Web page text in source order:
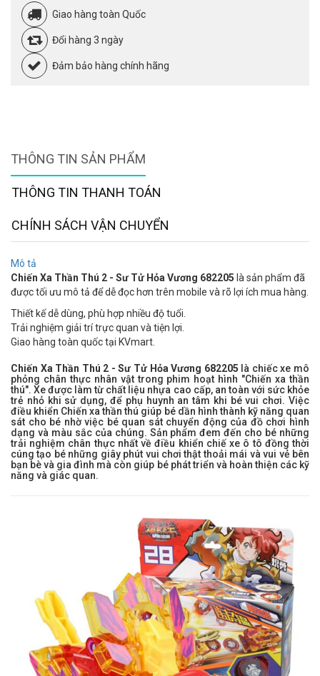
Giao hàng toàn Quốc
Đổi hàng 3 ngày
Đảm bảo hàng chính hãng
THÔNG TIN SẢN PHẨM
THÔNG TIN THANH TOÁN
CHÍNH SÁCH VẬN CHUYỂN
Mô tả
Chiến Xa Thần Thú 2 - Sư Tử Hỏa Vương 682205 là sản phẩm đã
được tối ưu mô tả để dễ đọc hơn trên mobile và rõ lợi ích mua hàng.
Thiết kế dễ dùng, phù hợp nhiều độ tuổi.
Trải nghiệm giải trí trực quan và tiện lợi.
Giao hàng toàn quốc tại KVmart.
Chiến Xa Thần Thú 2 - Sư Tử Hỏa Vương 682205 là chiếc xe mô
phỏng chân thực nhân vật trong phim hoạt hình "Chiến xa thần
thú". Xe được làm từ chất liệu nhựa cao cấp, an toàn với sức khỏe
trẻ nhỏ khi sử dụng, để phụ huynh an tâm khi bé vui chơi. Việc
điều khiển Chiến xa thần thú giúp bé dần hình thành kỹ năng quan
sát cho bé nhờ việc bé quan sát chuyển động của đồ chơi hình
dạng và màu sắc của chúng. Sản phẩm đem đến cho bé những
trải nghiệm chân thực nhất về điều khiển chiế xe ô tô đồng thời
cúng tạo bé những giây phút vui chơi thật thoải mái và vui vẻ bên
bạn bè và gia đình mà còn giúp bé phát triển và hoàn thiện các kỹ
năng và giác quan.